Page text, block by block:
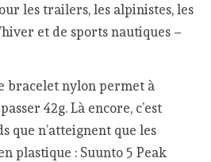
les trailers, les alpinistes, les
et de sports nautiques –
bracelet nylon permet à
42g. Là encore, c’est
que n’atteignent que les
plastique : Suunto 5 Peak